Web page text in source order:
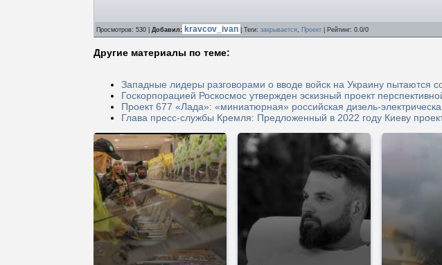
Просмотров: 530 | Добавил: kravcov_ivan Теги: закрывается, Проект Рейтинг: 0.0/0
Другие материалы по теме:
Западные лидеры разговорами о вводе войск на Украину пытаются
Госкорпорацией Роскосмос утвержден эскизный проект
Проект 677 «Лада»: «миниатюрная» российская дизель-
Глава пресс-службы Кремля: Предложенный в 2022 году Киеву